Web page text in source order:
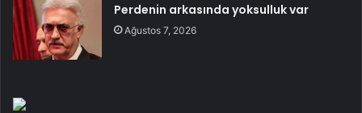
Perdenin arkasında yoksulluk var
Ağustos 7, 2026